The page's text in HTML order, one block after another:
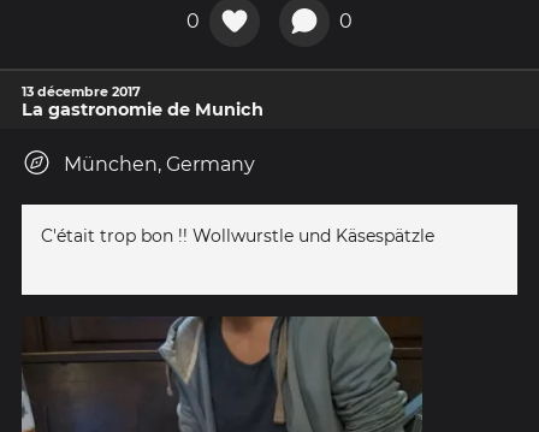
0 0
13 décembre 2017
La gastronomie de Munich
München, Germany
C'était trop bon !! Wollwurstle und Käsespätzle